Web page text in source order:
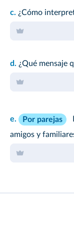
c. ¿Cómo
d. ¿Qué mensaje
e. Por parejas
amigos y